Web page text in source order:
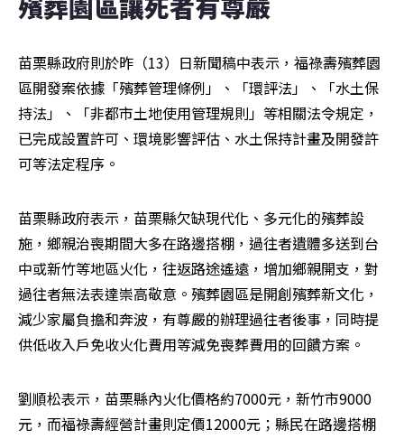
苗栗縣政府則於昨（13）日新聞稿中表示，福祿壽殯葬園
區開發案依據「殯葬管理條例」、「環評法」、「水土保
持法」、「非都市土地使用管理規則」等相關法令規定，
已完成設置許可、環境影響評估、水土保持計畫及開發許
可等法定程序。
苗栗縣政府表示，苗栗縣欠缺現代化、多元化的殯葬設
施，鄉親治喪期間大多在路邊搭棚，過往者遺體多送到台
中或新竹等地區火化，往返路途遙遠，增加鄉親開支，對
過往者無法表達崇高敬意。殯葬園區是開創殯葬新文化，
減少家屬負擔和奔波，有尊嚴的辦理過往者後事，同時提
供低收入戶免收火化費用等減免喪葬費用的回饋方案。
劉順松表示，苗栗縣內火化價格約7000元，新竹市9000
元，而福祿壽經營計畫則定價12000元；縣民在路邊搭棚